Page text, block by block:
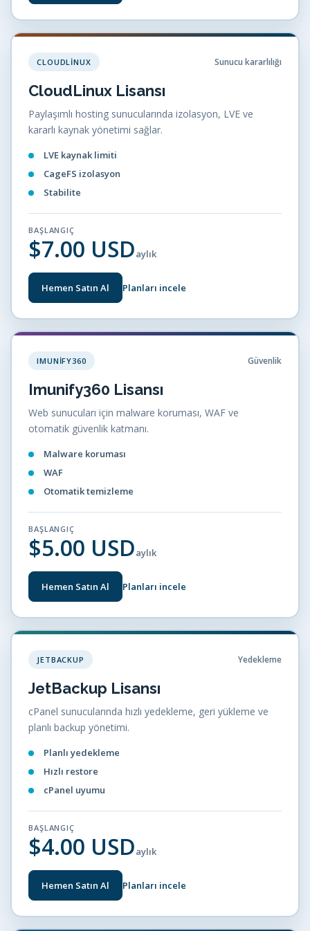
CLOUDLINUX Sunucu kararlılığı
CloudLinux Lisansı
Paylaşımlı hosting sunucularında izolasyon, LVE ve
kararlı kaynak yönetimi sağlar.
LVE kaynak limiti
CageFS izolasyon
Stabilite
BAŞLANGIÇ
$7.00 USDaylık
Hemen Satın Al Planları incele
IMUNIFY360 Güvenlik
Imunify360 Lisansı
Web sunucuları için malware koruması, WAF ve
otomatik güvenlik katmanı.
Malware koruması
WAF
Otomatik temizleme
BAŞLANGIÇ
$5.00 USDaylık
Hemen Satın Al Planları incele
JETBACKUP Yedekleme
JetBackup Lisansı
cPanel sunucularında hızlı yedekleme, geri yükleme ve
planlı backup yönetimi.
Planlı yedekleme
Hızlı restore
cPanel uyumu
BAŞLANGIÇ
$4.00 USDaylık
Hemen Satın Al Planları incele